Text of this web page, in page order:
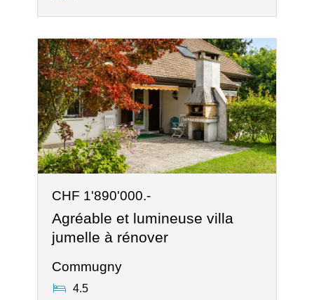
CHF 1'890'000.-
Agréable et lumineuse villa
jumelle à rénover
Commugny
4.5